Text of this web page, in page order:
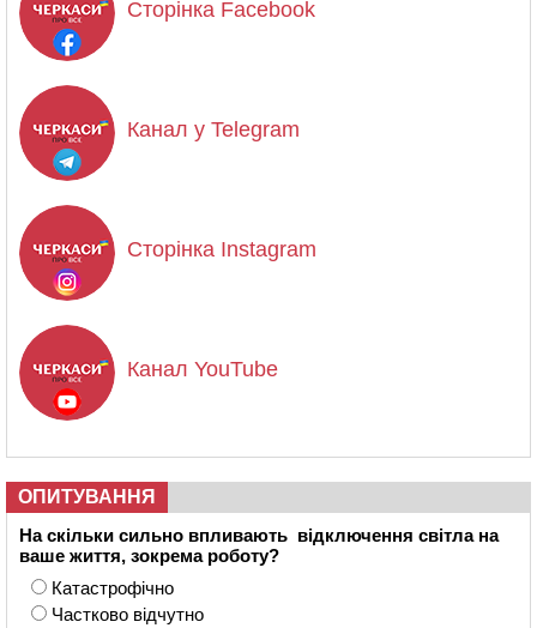
Сторінка Facebook
Канал у Telegram
Сторінка Instagram
Канал YouTube
ОПИТУВАННЯ
На скільки сильно впливають відключення світла на
ваше життя, зокрема роботу?
Катастрофічно
Частково відчутно